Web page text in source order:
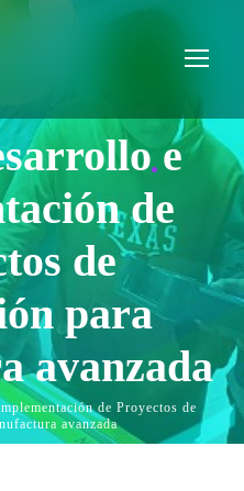
e
de
de
para
avanzada
de Proyectos de
avanzada